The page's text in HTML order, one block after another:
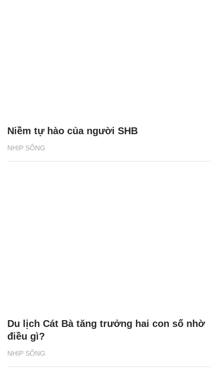
NHỊP SỐNG
Niềm tự hào của người SHB
NHỊP SỐNG
Du lịch Cát Bà tăng trưởng hai con số nhờ
điều gì?